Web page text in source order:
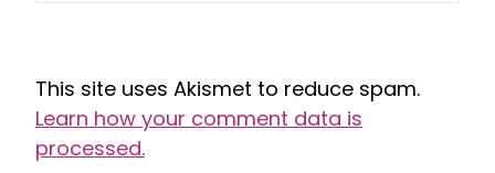
This site uses Akismet to reduce spam.
Learn how your comment data is
processed.